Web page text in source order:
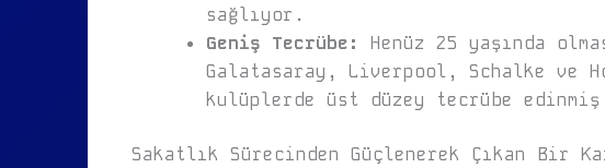
sağlıyor.
Geniş Tecrübe:
Henüz 25 yaşında
Galatasaray, Liverpool, Schalke ve
kulüplerde üst düzey tecrübe edinmiş
Sakatlık Sürecinden Güçlenerek Çıkan Bir